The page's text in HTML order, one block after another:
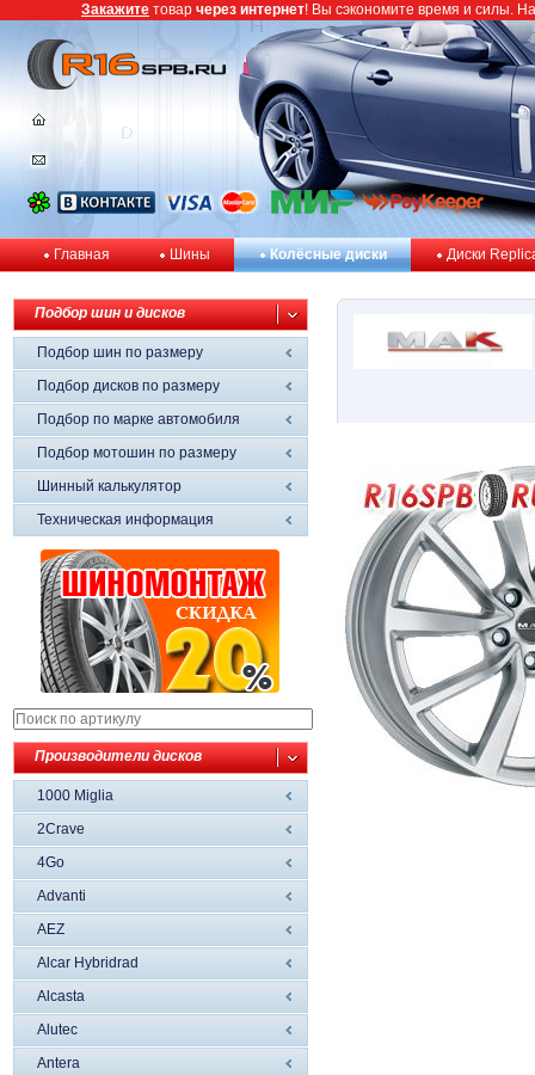
Главная Шины Колёсные диски Диски
Подбор шин и дисков
Подбор шин по размеру
Подбор дисков по размеру
Подбор по марке автомобиля
Подбор мотошин по размеру
Шинный калькулятор
Техническая информация
Производители дисков
1000 Miglia
2Crave
4Go
Advanti
AEZ
Alcar Hybridrad
Alcasta
Alutec
Antera
Закажите товар через интернет! Вы сэкономите время и силы.